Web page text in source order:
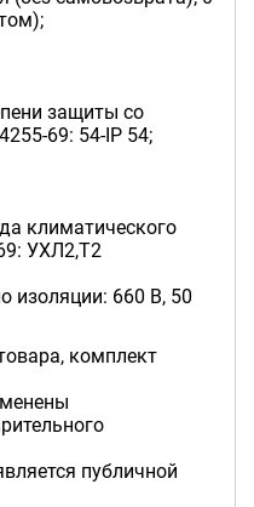
защиты со
69: 54-IP 54;
климатического
УХЛ2,Т2
изоляции: 660 В, 50
комплект
публичной